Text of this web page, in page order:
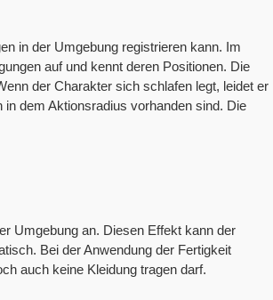
in der Umgebung registrieren kann. Im
auf und kennt deren Positionen. Die
der Charakter sich schlafen legt, leidet er
dem Aktionsradius vorhanden sind. Die
Umgebung an. Diesen Effekt kann der
Bei der Anwendung der Fertigkeit
auch keine Kleidung tragen darf.